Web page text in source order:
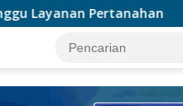
750 Tramadol dan